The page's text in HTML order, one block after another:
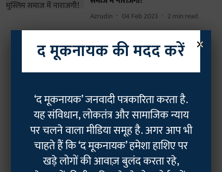
Azrudin 04 Feb 2023 2 min read
×
द मूकनायक की मदद करें
‘द मूकनायक’ जनवादी पत्रकारिता करता है.
यह संविधान, लोकतंत्र और सामाजिक न्याय
पर चलने वाला मीडिया समूह है. अगर आप भी
चाहते हैं कि ‘द मूकनायक’ हमेशा हाशिए पर
खड़े लोगों की आवाज़ बुलंद करता रहे,